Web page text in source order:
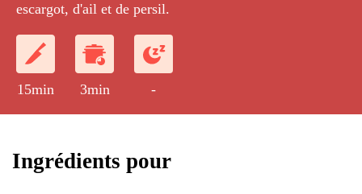
escargot, d'ail et de persil.
15min 3min -
Ingrédients pour